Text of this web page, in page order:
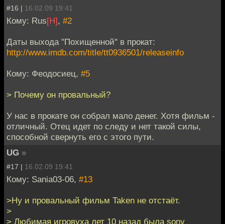
#16 | 16.02.09 19:41
Кому: Rus[H], #2
Даты выхода "Похищенной" в прокат:
http://www.imdb.com/title/tt0936501/releaseinfo
Кому: Феодосиец, #5
> Почему он провальный?
У нас в прокате он собрал мало денег. Хотя фильм -
отличный. Отец идет по следу и нет такой силы,
способной свернуть его с этого пути.
UG »
#17 | 16.02.09 19:41
Кому: Sania03-06, #13
>Ну и провальный фильм Taken не отстаёт.
>
> Любимая игровуха лет 10 назад была sony